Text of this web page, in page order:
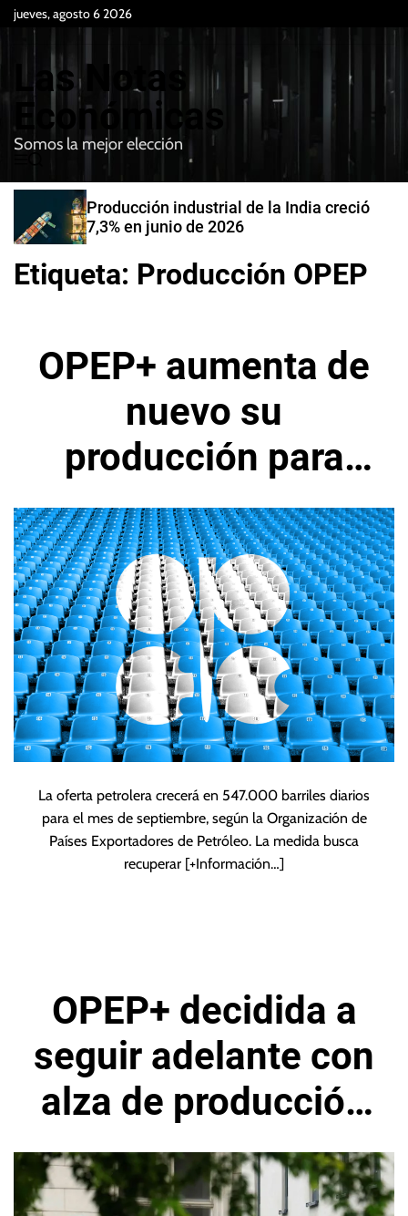
jueves, agosto 6 2026
Las Notas
Económicas
Somos la mejor elección
e
B
u
c
a
Producción industrial de la India creció
7,3% en junio de 2026
Etiqueta: Producción OPEP
OPEP+ aumenta de
nuevo su
producción para
incrementar cuota
de mercado
La oferta petrolera crecerá en 547.000 barriles diarios
para el mes de septiembre, según la Organización de
Países Exportadores de Petróleo. La medida busca
recuperar [+Información…]
OPEP+ decidida a
seguir adelante con
alza de producción
petrolera en
diciembre